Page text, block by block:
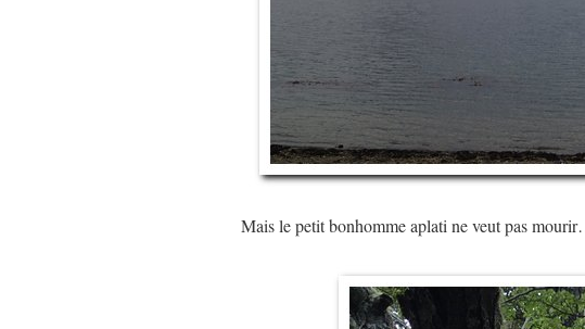
Mais le petit bonhomme aplati ne veut pas